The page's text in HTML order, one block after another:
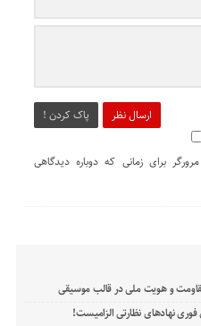
ارسال نظر پاک کردن !
برای زمانی که دوباره دیدگاهی
و هویت ملی در قالب موسیقی
نهادهای نظارتی الزامیست!